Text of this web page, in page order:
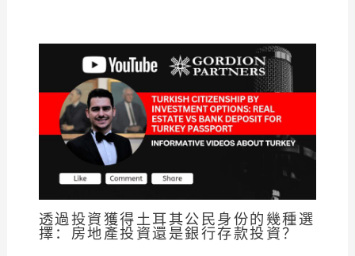
透過投資獲得土耳其公民身份的幾種選
擇：房地產投資還是銀行存款投資？